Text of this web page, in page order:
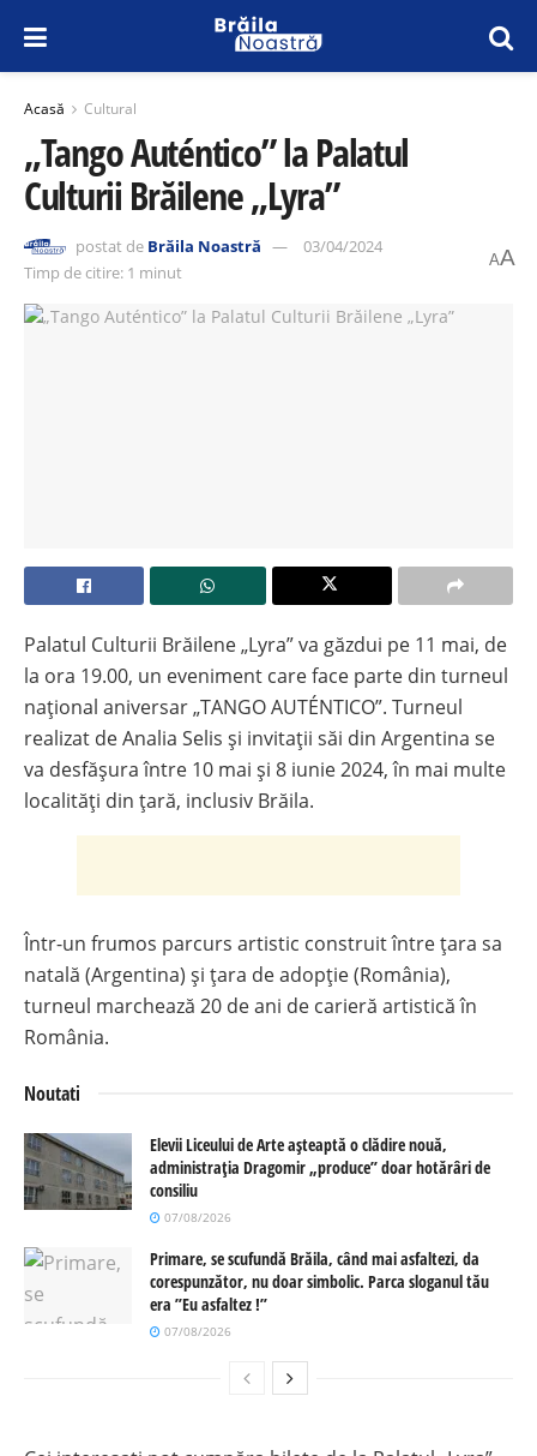
Acasă Cultural
„Tango Auténtico” la Palatul
Culturii Brăilene „Lyra”
postat de Brăila Noastră
03/04/2024
Timp de citire: 1 minut
AA
Palatul Culturii Brăilene „Lyra” va găzdui pe 11 mai, de
la ora 19.00, un eveniment care face parte din turneul
național aniversar „TANGO AUTÉNTICO”. Turneul
realizat de Analia Selis și invitații săi din Argentina se
va desfășura între 10 mai și 8 iunie 2024, în mai multe
localități din țară, inclusiv Brăila.
Într-un frumos parcurs artistic construit între țara sa
natală (Argentina) și țara de adopție (România),
turneul marchează 20 de ani de carieră artistică în
România.
Noutati
Elevii Liceului de Arte așteaptă o clădire nouă,
administrația Dragomir „produce” doar hotărâri de
consiliu
07/08/2026
Primare, se scufundă Brăila, când mai asfaltezi, da
corespunzător, nu doar simbolic. Parca sloganul tău
era ”Eu asfaltez !”
07/08/2026